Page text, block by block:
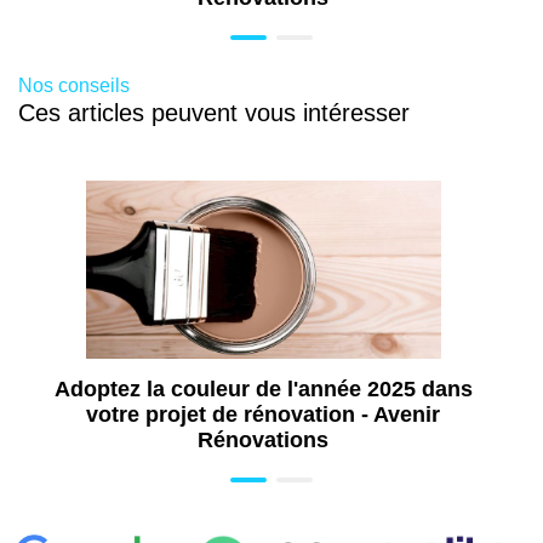
Aide pose de fenêtre à Montrouge (92)
(92)
Travaux de rénovation énergétique à
Installation de pergola à Montrouge (92)
Pose de volet à Montrouge (92)
Pose de portail à Montrouge (92)
Pose de store banne à Montrouge (92)
Pose de fenêtre à Montrouge (92)
Pose de baie vitrée à Montrouge (92)
Pose de porte à Montrouge (92)
Isolation par l'extérieur à Montrouge (92)
Installation de panneau solaire à
Nos conseils
Ces articles peuvent vous intéresser
Adoptez la couleur de l'année 2025 dans
votre projet de rénovation - Avenir
Rénovations